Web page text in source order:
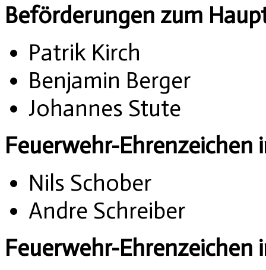
Beförderungen zum
Patrik Kirch
Benjamin Berger
Johannes Stute
Feuerwehr-Ehrenzeichen
Nils Schober
Andre Schreiber
Feuerwehr-Ehrenzeichen